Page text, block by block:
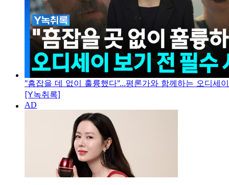
"흠잡을 데 없이 훌륭했다"...평론가와 함께하는 오디세
[Y녹취록]